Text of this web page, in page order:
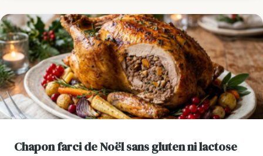
Chapon farci de Noël sans gluten ni lactose